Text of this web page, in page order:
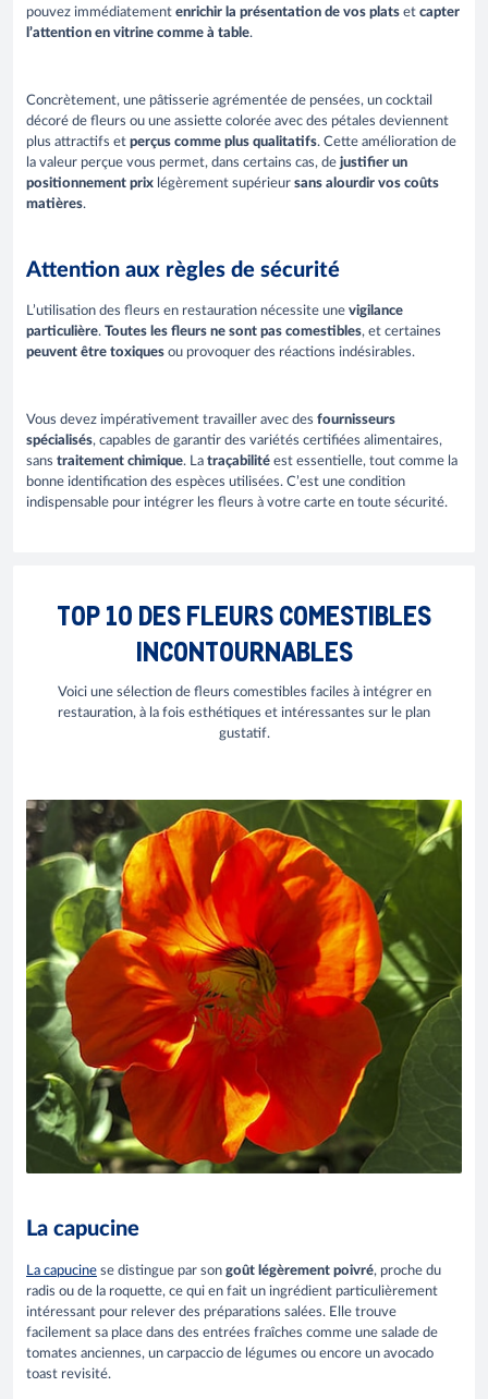
pouvez immédiatement enrichir la présentation de vos plats et capter
l’attention en vitrine comme à table.
Concrètement, une pâtisserie agrémentée de pensées, un cocktail
décoré de fleurs ou une assiette colorée avec des pétales deviennent
plus attractifs et perçus comme plus qualitatifs. Cette amélioration de
la valeur perçue vous permet, dans certains cas, de justifier un
positionnement prix légèrement supérieur sans alourdir vos coûts
matières.
Attention aux règles de sécurité
L’utilisation des fleurs en restauration nécessite une vigilance
particulière. Toutes les fleurs ne sont pas comestibles, et certaines
peuvent être toxiques ou provoquer des réactions indésirables.
Vous devez impérativement travailler avec des fournisseurs
spécialisés, capables de garantir des variétés certifiées alimentaires,
sans traitement chimique. La traçabilité est essentielle, tout comme la
bonne identification des espèces utilisées. C’est une condition
indispensable pour intégrer les fleurs à votre carte en toute sécurité.
TOP 10 DES FLEURS COMESTIBLES
INCONTOURNABLES
Voici une sélection de fleurs comestibles faciles à intégrer en
restauration, à la fois esthétiques et intéressantes sur le plan
gustatif.
La capucine
La capucine se distingue par son goût légèrement poivré, proche du
radis ou de la roquette, ce qui en fait un ingrédient particulièrement
intéressant pour relever des préparations salées. Elle trouve
facilement sa place dans des entrées fraîches comme une salade de
tomates anciennes, un carpaccio de légumes ou encore un avocado
toast revisité.